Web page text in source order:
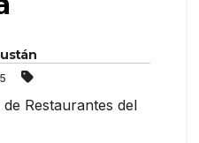
Restaurantes del